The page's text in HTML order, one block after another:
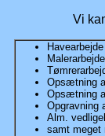
Vi
Havearbejde
Malerarbejde
Opsætning
Opsætning
Opgravning
Alm.
samt meget